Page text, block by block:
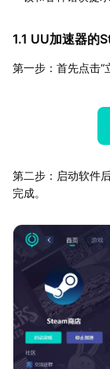
1.1 UU加速器的
第一步：首先点击“
第二步：启动软件
完成。